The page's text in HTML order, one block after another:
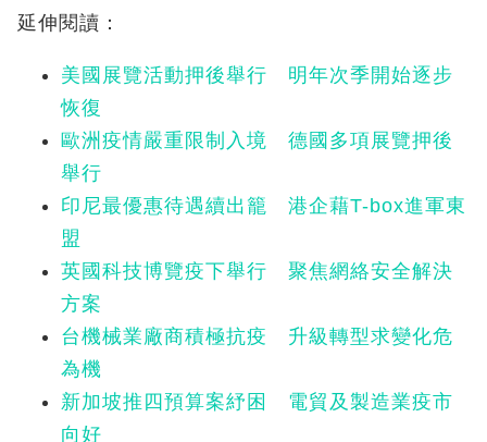
延伸閱讀：
美國展覽活動押後舉行 明年次季開始逐步
恢復
歐洲疫情嚴重限制入境 德國多項展覽押後
舉行
印尼最優惠待遇續出籠 港企藉T-box進軍東
盟
英國科技博覽疫下舉行 聚焦網絡安全解決
方案
台機械業廠商積極抗疫 升級轉型求變化危
為機
新加坡推四預算案紓困 電貿及製造業疫市
向好